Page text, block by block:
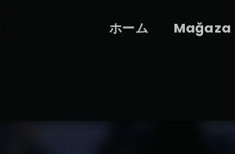
ホーム Mağaza